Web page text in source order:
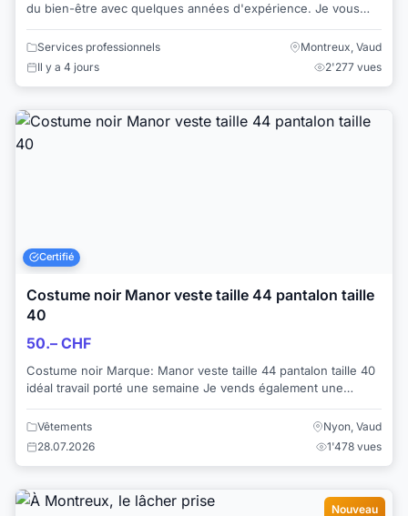
du bien-être avec quelques années d'expérience. Je vous
Services professionnels
Montreux, Vaud
Il y a 4 jours
2'277 vues
Certifié
Costume noir Manor veste taille 44 pantalon taille
40
50.– CHF
Costume noir Marque: Manor veste taille 44 pantalon taille 40
idéal travail porté une semaine Je vends également une
chemise en soie blan...
Vêtements
Nyon, Vaud
28.07.2026
1'478 vues
Nouveau